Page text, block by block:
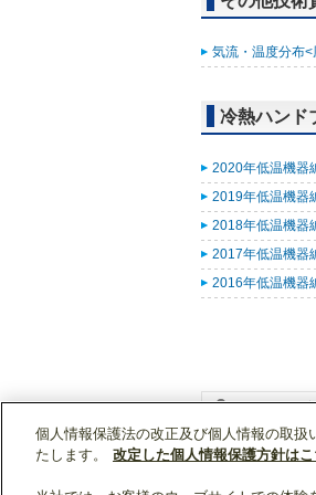
気流・温度分布
冷熱ハンド
2020年低温機器
2019年低温機器
2018年低温機器
2017年低温機器
2016年低温機器
WIN2Kトップ 製
個人情報保護法の改正及び個人情報の取
たします。
改定した個人情報保護方針はこ